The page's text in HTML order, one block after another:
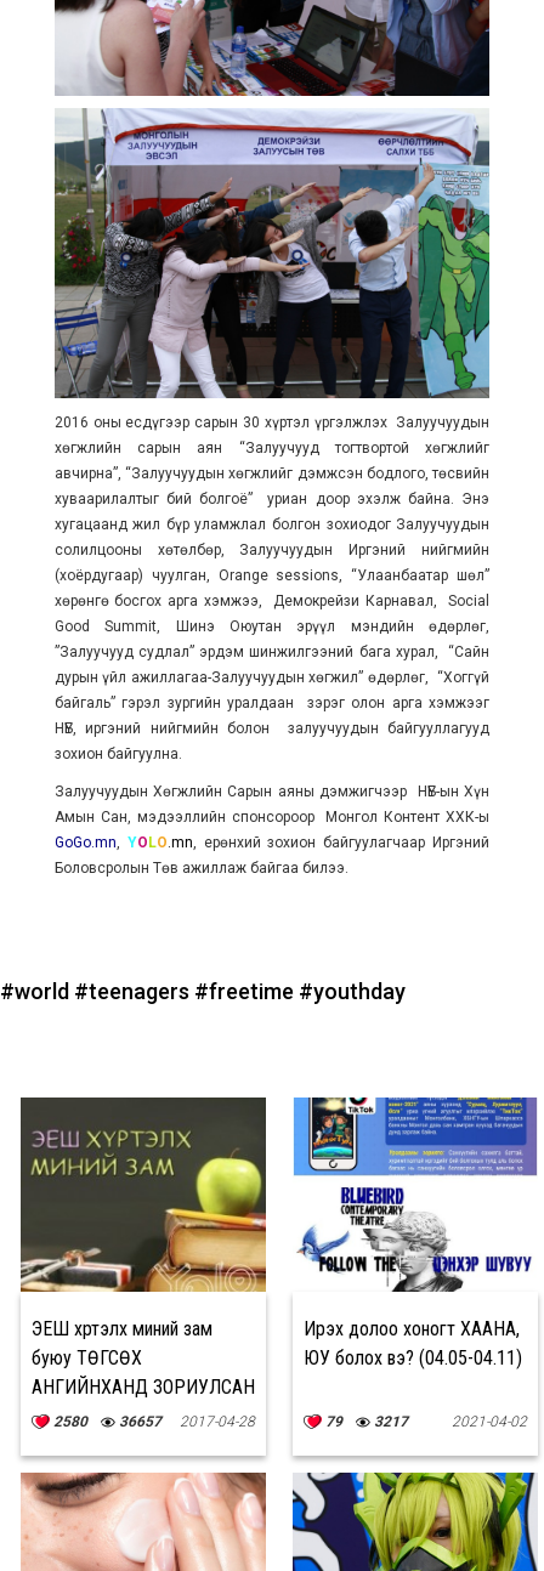
2016 оны есдүгээр сарын 30 хүртэл үргэлжлэх Залуучуудын
хөгжлийн сарын аян “Залуучууд тогтвортой хөгжлийг
авчирна”, “Залуучуудын хөгжлийг дэмжсэн бодлого, төсвийн
хуваарилалтыг бий болгоё” уриан доор эхэлж байна. Энэ
хугацаанд жил бүр уламжлал болгон зохиодог Залуучуудын
солилцооны хөтөлбөр, Залуучуудын Иргэний нийгмийн
(хоёрдугаар) чуулган, Orange sessions, “Улаанбаатар шөл”
хөрөнгө босгох арга хэмжээ, Демокрейзи Карнавал, Social
Good Summit, Шинэ Оюутан эрүүл мэндийн өдөрлөг,
”Залуучууд судлал” эрдэм шинжилгээний бага хурал, “Сайн
дурын үйл ажиллагаа-Залуучуудын хөгжил” өдөрлөг, “Хоггүй
байгаль” гэрэл зургийн уралдаан зэрэг олон арга хэмжээг
НҮБ, иргэний нийгмийн болон залуучуудын байгууллагууд
зохион байгуулна.
Залуучуудын Хөгжлийн Сарын аяны дэмжигчээр НҮБ-ын Хүн
Амын Сан, мэдээллийн спонсороор Монгол Контент ХХК-ы
GoGo.mn
YOLO .mn , ерөнхий зохион байгуулагчаар Иргэний
Боловсролын Төв ажиллаж байгаа билээ.
#world #teenagers #freetime #youthday
ЭЕШ хүртэлх миний зам
буюу ТӨГСӨХ
АНГИЙНХАНД ЗОРИУЛСАН
ЗӨВЛӨМЖ
2580 36657 2017-04-28
Ирэх долоо хоногт ХААНА,
ЮУ болох вэ? (04.05-04.11)
79 3217 2021-04-02